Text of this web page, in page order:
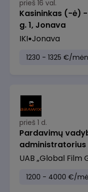
prieš 16 val.
Kasininkas (-ė)
g. 1, Jonava
IKI Jonava
1230 - 1325 €/
prieš 1 d.
Pardavimų
UAB „Global Film
1200 - 4000 €/